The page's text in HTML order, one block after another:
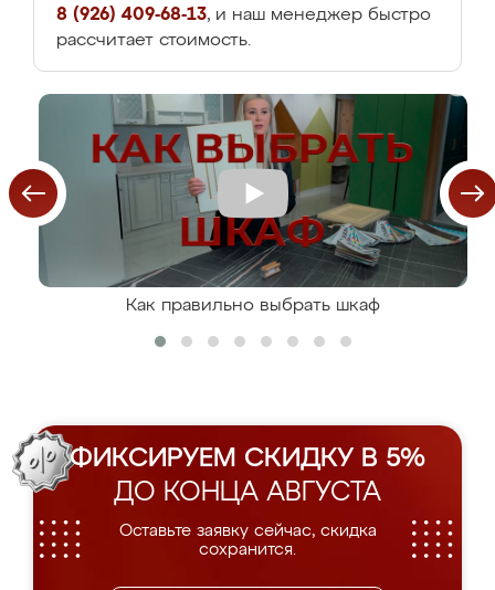
8 (926) 409-68-13, и наш менеджер быстро
рассчитает стоимость.
Как правильно выбрать шкаф
ФИКСИРУЕМ СКИДКУ В 5%
ДО КОНЦА АВГУСТА
Оставьте заявку сейчас, скидка
сохранится.